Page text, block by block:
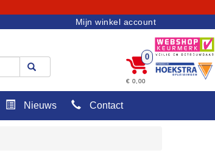
Mijn winkel account
0
€ 0,00
Nieuws Contact